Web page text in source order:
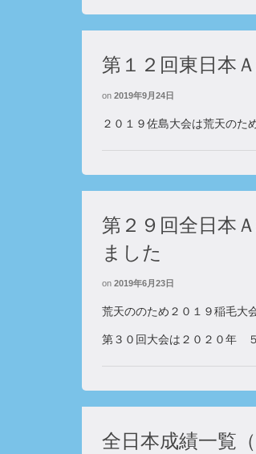
第１２回東日本
on 2019年9月24日
２０１９佐島大会は荒天のた
第２９回全日本
ました
on 2019年6月23日
荒天ののため２０１９稲毛大
第３０回大会は２０２０年
全日本成績一覧